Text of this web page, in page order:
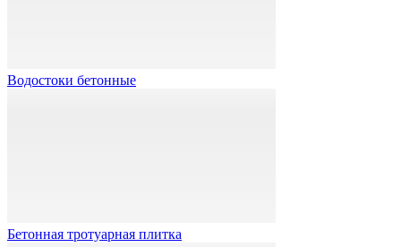
Водостоки бетонные
Бетонная тротуарная плитка